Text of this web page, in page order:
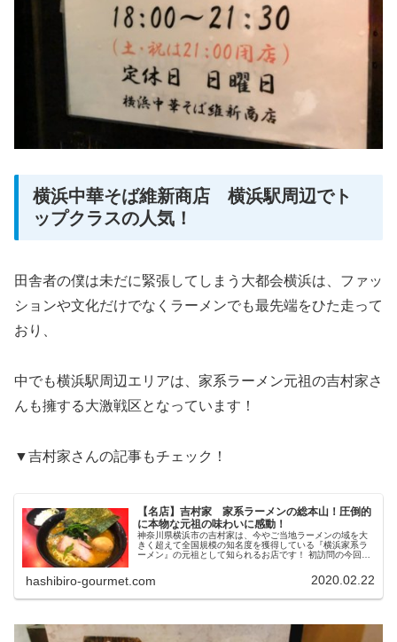
横浜中華そば維新商店 横浜駅周辺でト
ップクラスの人気！
田舎者の僕は未だに緊張してしまう大都会横浜は、ファッ
ションや文化だけでなくラーメンでも最先端をひた走って
おり、
中でも横浜駅周辺エリアは、家系ラーメン元祖の吉村家さ
んも擁する大激戦区となっています！
▼吉村家さんの記事もチェック！
【名店】吉村家 家系ラーメンの総本山！圧倒的
に本物な元祖の味わいに感動！
神奈川県横浜市の吉村家は、今やご当地ラーメンの域を大
きく超えて全国規模の知名度を獲得している『横浜家系ラ
ーメン』の元祖として知られるお店です！ 初訪問の今回、
hashibiro-gourmet.com 2020.02.22